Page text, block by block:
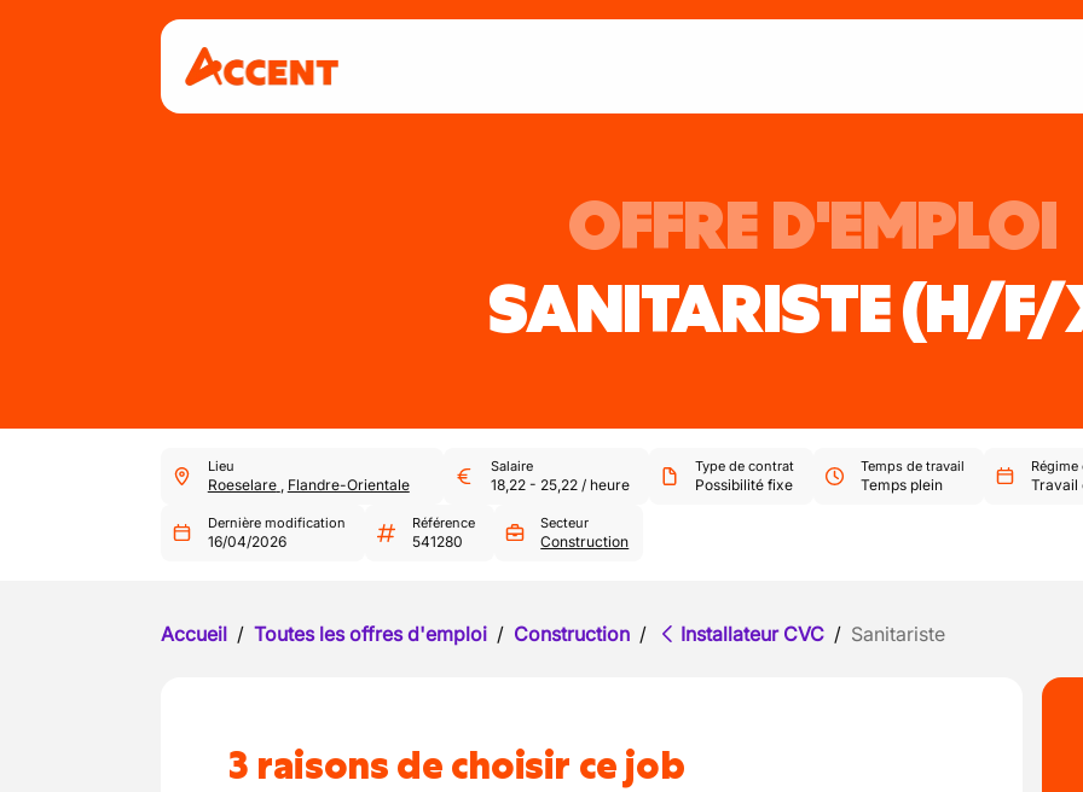
OFFRE D'EMPLOI
SANITARISTE(H/F/
Lieu
Roeselare , Flandre-Orientale
Salaire
18,22- 25,22/ heure
Type de contrat
Possibilité fixe
Temps de travail
Temps plein Travail
Dernière modification
16/04/2026
Référence
541280
Secteur
Construction
Accueil / Toutes les offres d'emploi / Construction / Installateur CVC / Sanitariste
3 raisons de choisir ce job